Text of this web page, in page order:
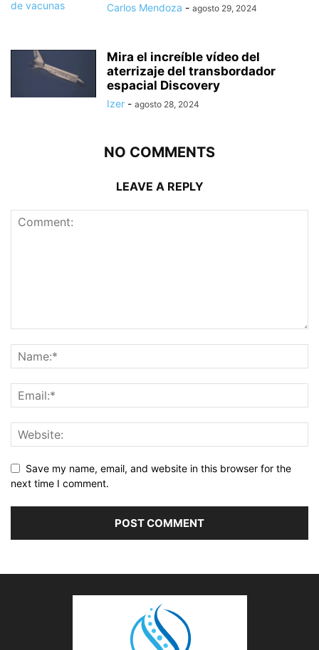
Carlos Mendoza - agosto 29, 2024
Mira el increíble vídeo del
aterrizaje del transbordador
espacial Discovery
Izer - agosto 28, 2024
NO COMMENTS
LEAVE A REPLY
Save my name, email, and website in this browser for the
next time I comment.